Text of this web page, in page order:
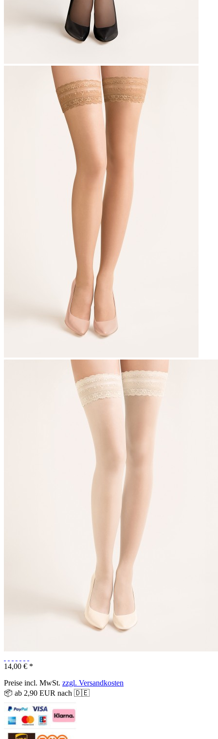
14,00 € *
Preise incl. MwSt. zzgl. Versandkosten
📦 ab 2,90 EUR nach 🇩🇪